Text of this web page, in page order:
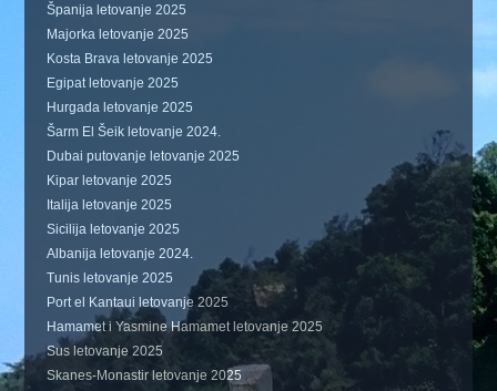
Španija letovanje 2025
Majorka letovanje 2025
Kosta Brava letovanje 2025
Egipat letovanje 2025
Hurgada letovanje 2025
Šarm El Šeik letovanje 2024.
Dubai putovanje letovanje 2025
Kipar letovanje 2025
Italija letovanje 2025
Sicilija letovanje 2025
Albanija letovanje 2024.
Tunis letovanje 2025
Port el Kantaui letovanje 2025
Hamamet i Yasmine Hamamet letovanje 2025
Sus letovanje 2025
Skanes-Monastir letovanje 2025